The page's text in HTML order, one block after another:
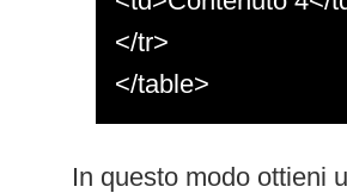
</tr>
</table>
In questo modo ottieni